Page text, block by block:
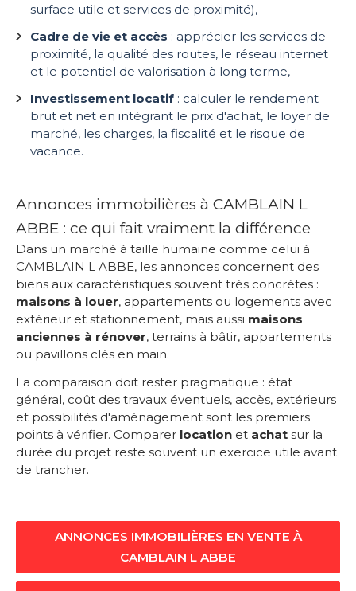
surface utile et services de proximité),
Cadre de vie et accès : apprécier les services de
proximité, la qualité des routes, le réseau internet
et le potentiel de valorisation à long terme,
Investissement locatif : calculer le rendement
brut et net en intégrant le prix d'achat, le loyer de
marché, les charges, la fiscalité et le risque de
vacance.
Annonces immobilières à CAMBLAIN L
ABBE : ce qui fait vraiment la différence
Dans un marché à taille humaine comme celui à
CAMBLAIN L ABBE, les annonces concernent des
biens aux caractéristiques souvent très concrètes :
maisons à louer, appartements ou logements avec
extérieur et stationnement, mais aussi maisons
anciennes à rénover, terrains à bâtir, appartements
ou pavillons clés en main.
La comparaison doit rester pragmatique : état
général, coût des travaux éventuels, accès, extérieurs
et possibilités d'aménagement sont les premiers
points à vérifier. Comparer location et achat sur la
durée du projet reste souvent un exercice utile avant
de trancher.
ANNONCES IMMOBILIÈRES EN VENTE À
CAMBLAIN L ABBE